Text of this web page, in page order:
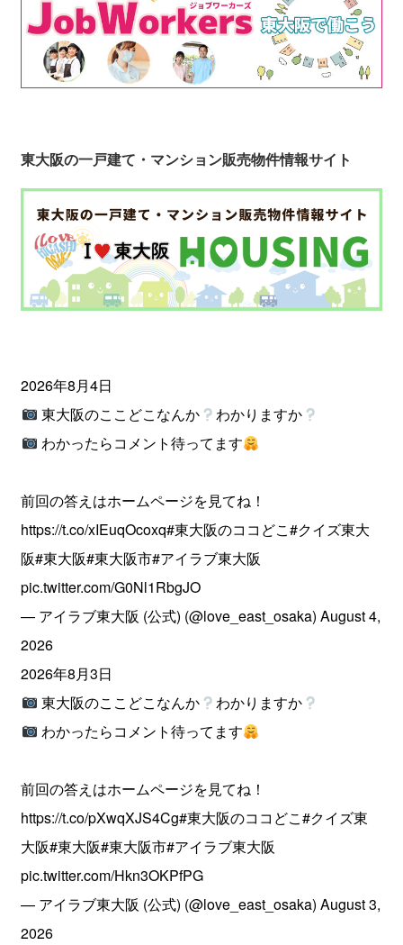
東大阪の一戸建て・マンション販売物件情報サイト
2026年8月4日
東大阪のここどこなんか
わかりますか
わかったらコメント待ってます
前回の答えはホームページを見てね！
https://t.co/xIEuqOcoxq#東大阪のココどこ#クイズ東大
阪#東大阪#東大阪市#アイラブ東大阪
pic.twitter.com/G0Nl1RbgJO
— アイラブ東大阪 (公式) (@love_east_osaka)August 4,
2026
2026年8月3日
東大阪のここどこなんか
わかりますか
わかったらコメント待ってます
前回の答えはホームページを見てね！
https://t.co/pXwqXJS4Cg#東大阪のココどこ#クイズ東
大阪#東大阪#東大阪市#アイラブ東大阪
pic.twitter.com/Hkn3OKPfPG
— アイラブ東大阪 (公式) (@love_east_osaka)August 3,
2026